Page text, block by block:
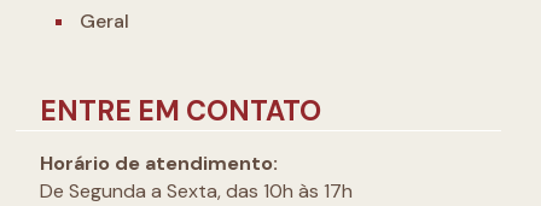
Geral
ENTRE EM CONTATO
Horário de atendimento:
De Segunda a Sexta, das 10h às 17h